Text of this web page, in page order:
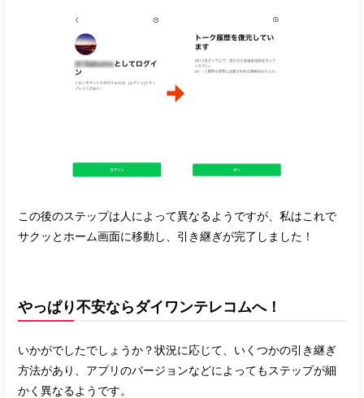
この後のステップは人によって異なるようですが、私はこれで
サクッとホーム画面に移動し、引き継ぎが完了しました！
やっぱり不安ならダイワンテレコムへ！
いかがでしたでしょうか？状況に応じて、いくつかの引き継ぎ
方法があり、アプリのバージョンなどによってもステップが細
かく異なるようです。